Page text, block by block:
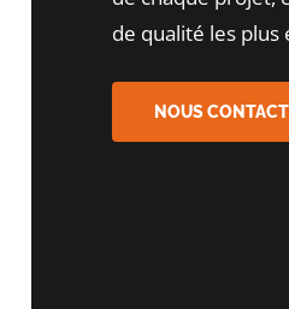
de qualité les plus
NOUS